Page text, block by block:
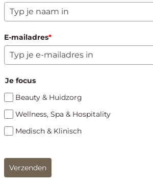
E-mailadres*
Je focus
Beauty & Huidzorg
Wellness, Spa & Hospitality
Medisch & Klinisch
Verzenden